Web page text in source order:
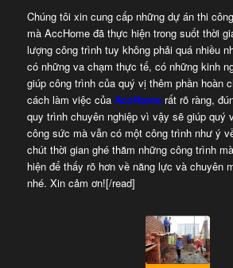
Chúng tôi xin cung cấp những dự án thi
mà AccHome đã thực hiện trong suốt thời
lượng công trình tuy không phải quá nhiều
có những va chạm thực tế, có những kinh
giúp công trình của quý vị thêm phần hoàn
cách làm việc của AccHome rất rõ ràng,
quy trình chuyên nghiệp vì vậy sẽ giúp quý
công sức mà vẫn có một công trình như ý
chút thời gian ghé thăm những công trình
hiện để thấy rõ hơn về năng lực và chuyên
nhé. Xin cảm ơn![/read]